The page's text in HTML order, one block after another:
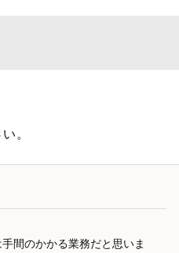
。
間のかかる業務だと思いま